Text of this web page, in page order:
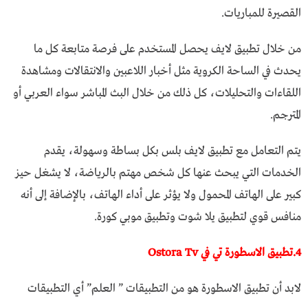
القصيرة للمباريات.
من خلال تطبيق لايف يحصل المستخدم على فرصة متابعة كل ما
يحدث في الساحة الكروية مثل أخبار اللاعبين والانتقالات ومشاهدة
اللقاءات والتحليلات، كل ذلك من خلال البث المباشر سواء العربي أو
المترجم.
يتم التعامل مع تطبيق لايف بلس بكل بساطة وسهولة، يقدم
الخدمات التي يبحث عنها كل شخص مهتم بالرياضة، لا يشغل حيز
كبير على الهاتف المحمول ولا يؤثر على أداء الهاتف، بالإضافة إلى أنه
منافس قوي لتطبيق يلا شوت وتطبيق موبي كورة.
4.تطبيق الاسطورة تي في Ostora Tv
لابد أن تطبيق الاسطورة هو من التطبيقات ” العلم” أي التطبيقات